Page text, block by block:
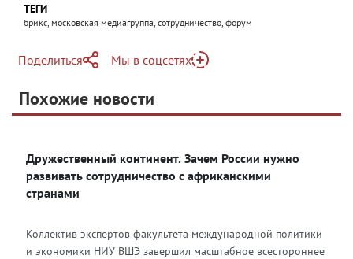
ТЕГИ
брикс, московская медиагруппа, сотрудничество, форум
Поделиться
Telegram
Одноклассники
Мы в соцсетях
Яндекс Дзен
Похожие новости
Дружественный континент. Зачем России нужно
развивать сотрудничество с африканскими
странами
Коллектив экспертов факультета международной политики
и экономики НИУ ВШЭ завершил масштабное всестороннее